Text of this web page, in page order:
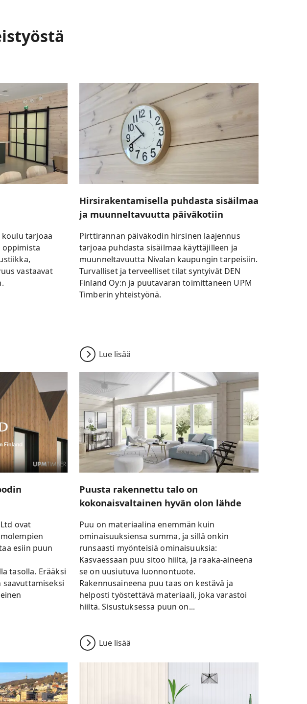
tarjoaa
oppimista
vastaavat
Hirsirakentamisella puhdasta sisäilmaa
ja muunneltavuutta päiväkotiin
Pirttirannan päiväkodin hirsinen laajennus
tarjoaa puhdasta sisäilmaa käyttäjilleen ja
muunneltavuutta Nivalan kaupungin tarpeisiin.
Turvalliset ja terveelliset tilat syntyivät DEN
Finland Oy:n ja puutavaran toimittaneen UPM
Timberin yhteistyönä.
Lue lisää
ovat
esiin puun
tasolla. Erääksi
Puusta rakennettu talo on
kokonaisvaltainen hyvän olon lähde
Puu on materiaalina enemmän kuin
ominaisuuksiensa summa, ja sillä onkin
runsaasti myönteisiä ominaisuuksia:
Kasvaessaan puu sitoo hiiltä, ja raaka-aineena
se on uusiutuva luonnontuote.
Rakennusaineena puu taas on kestävä ja
helposti työstettävä materiaali, joka varastoi
hiiltä. Sisustuksessa puun on...
Lue lisää